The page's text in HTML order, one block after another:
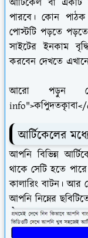
আর্টিকেল বা
পারবে। কোন
পোস্টটি পড়তে
সাইটের ইনকাম
করবেন দেখতে
আরো পড়ুন
আর্টিকেলের
আপনি বিভিন্ন
থাকে সেটি হতে
কালারিং বাটন।
আপনি নিম্নের